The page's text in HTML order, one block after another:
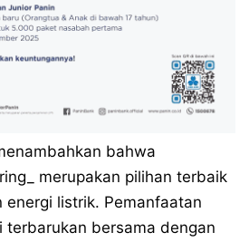
bahwa
merupakan pilihan terbaik
energi listrik. Pemanfaatan
terbarukan bersama dengan